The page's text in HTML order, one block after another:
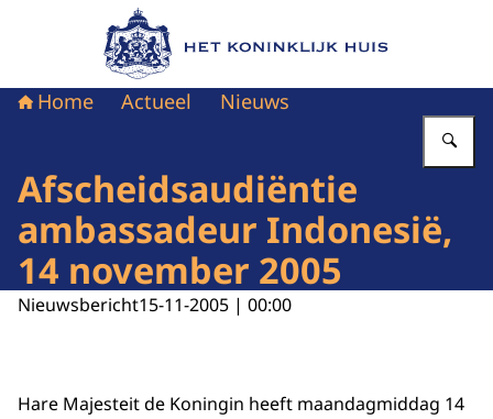
Naar de homepage van Het Koninklijk Huis
Home Actueel Nieuws
Afscheidsaudiëntie
ambassadeur Indonesië,
14 november 2005
Nieuwsbericht15-11-2005 | 00:00
Hare Majesteit de Koningin heeft maandagmiddag 14